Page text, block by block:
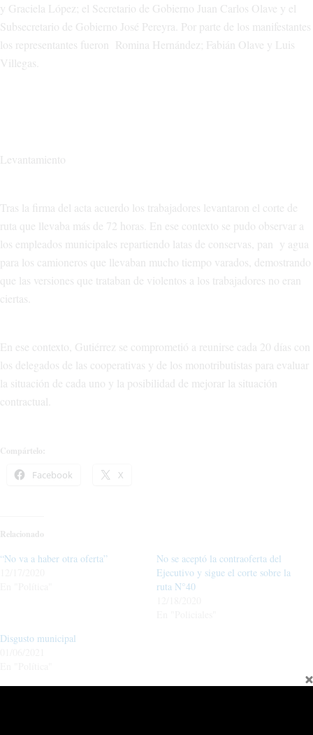
y Graciela López; el Secretario de Gobierno Juan Carlos Olave y el
Subsecretario de Gobierno José Pereyra. Por parte de los manifestantes
los representantes fueron Romina Hernández; Fabián Olave y Luis
Villegas.
Levantamiento
Tras la firma del acta acuerdo los trabajadores levantaron el corte de
ruta que llevaba más de 72 horas. En ese contexto se pudo observar a
los empleados municipales repartiendo latas de conservas, pan y agua
para los camioneros que llevaban mucho tiempo varados, demostrando
que las versiones que trataban de violentos a los trabajadores no eran
ciertas.
En ese contexto, Gutiérrez se comprometió a reunirse cada 20 días con
los delegados de las cooperativas y de los monotributistas para evaluar
la situación de cada uno y la posibilidad de mejorar la situación
contractual.
Compártelo:
Facebook X
Relacionado
“No va a haber otra oferta”
No se aceptó la contraoferta del
Ejecutivo y sigue el corte sobre la
ruta N°40
Disgusto municipal